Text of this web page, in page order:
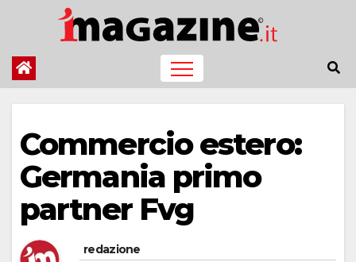
contenuto
Commercio estero:
Germania primo
partner Fvg
redazione